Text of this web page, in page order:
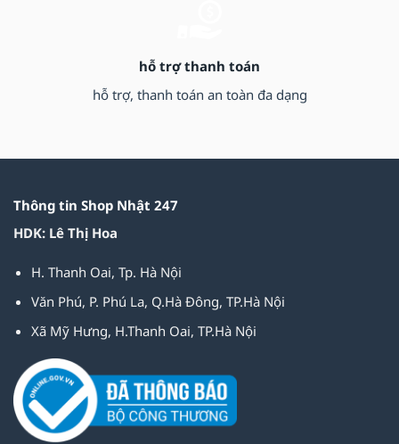
hỗ trợ thanh toán
hỗ trợ, thanh toán an toàn đa dạng
Thông tin Shop Nhật 247
HDK: Lê Thị Hoa
H. Thanh Oai, Tp. Hà Nội
Văn Phú, P. Phú La, Q.Hà Đông, TP.Hà Nội
Xã Mỹ Hưng, H.Thanh Oai, TP.Hà Nội